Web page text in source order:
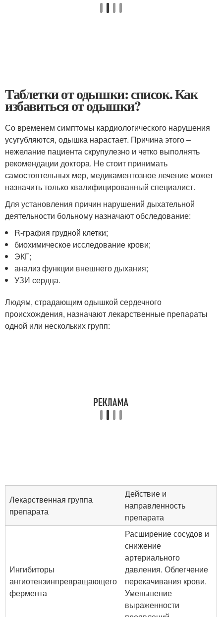
Таблетки от одышки: список. Как
избавиться от одышки?
Со временем симптомы кардиологического нарушения
усугубляются, одышка нарастает. Причина этого –
нежелание пациента скрупулезно и четко выполнять
рекомендации доктора. Не стоит принимать
самостоятельных мер, медикаментозное лечение может
назначить только квалифицированный специалист.
Для установления причин нарушений дыхательной
деятельности больному назначают обследование:
R-графия грудной клетки;
биохимическое исследование крови;
ЭКГ;
анализ функции внешнего дыхания;
УЗИ сердца.
Людям, страдающим одышкой сердечного
происхождения, назначают лекарственные препараты
одной или нескольких групп:
Лекарственная группа
препарата
Действие и
направленность
препарата
Ингибиторы
ангиотензинпревращающего
фермента
Расширение сосудов и
снижение
артериального
давления. Облегчение
перекачивания крови.
Уменьшение
выраженности